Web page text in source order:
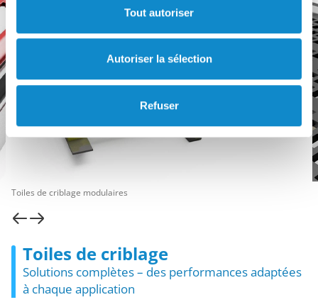
Tout autoriser
Autoriser la sélection
Refuser
Toiles de criblage
Solutions complètes – des performances adaptées
à chaque application
Toiles de criblage modulaires